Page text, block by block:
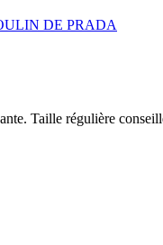
DE PRADA
Taille régulière